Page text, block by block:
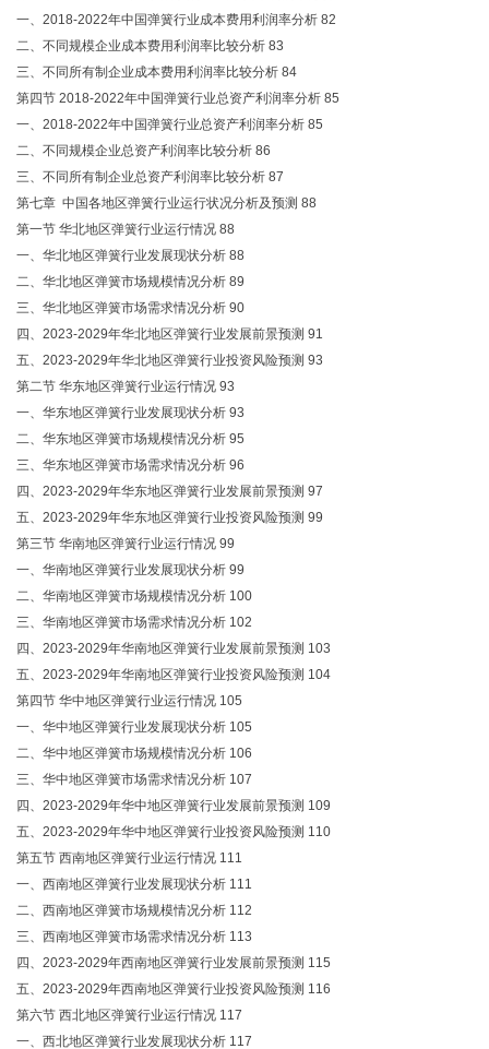
一、2018-2022年中国弹簧行业成本费用利润率分析 82
二、不同规模企业成本费用利润率比较分析 83
三、不同所有制企业成本费用利润率比较分析 84
第四节 2018-2022年中国弹簧行业总资产利润率分析 85
一、2018-2022年中国弹簧行业总资产利润率分析 85
二、不同规模企业总资产利润率比较分析 86
三、不同所有制企业总资产利润率比较分析 87
第七章 中国各地区弹簧行业运行状况分析及预测 88
第一节 华北地区弹簧行业运行情况 88
一、华北地区弹簧行业发展现状分析 88
二、华北地区弹簧市场规模情况分析 89
三、华北地区弹簧市场需求情况分析 90
四、2023-2029年华北地区弹簧行业发展前景预测 91
五、2023-2029年华北地区弹簧行业投资风险预测 93
第二节 华东地区弹簧行业运行情况 93
一、华东地区弹簧行业发展现状分析 93
二、华东地区弹簧市场规模情况分析 95
三、华东地区弹簧市场需求情况分析 96
四、2023-2029年华东地区弹簧行业发展前景预测 97
五、2023-2029年华东地区弹簧行业投资风险预测 99
第三节 华南地区弹簧行业运行情况 99
一、华南地区弹簧行业发展现状分析 99
二、华南地区弹簧市场规模情况分析 100
三、华南地区弹簧市场需求情况分析 102
四、2023-2029年华南地区弹簧行业发展前景预测 103
五、2023-2029年华南地区弹簧行业投资风险预测 104
第四节 华中地区弹簧行业运行情况 105
一、华中地区弹簧行业发展现状分析 105
二、华中地区弹簧市场规模情况分析 106
三、华中地区弹簧市场需求情况分析 107
四、2023-2029年华中地区弹簧行业发展前景预测 109
五、2023-2029年华中地区弹簧行业投资风险预测 110
第五节 西南地区弹簧行业运行情况 111
一、西南地区弹簧行业发展现状分析 111
二、西南地区弹簧市场规模情况分析 112
三、西南地区弹簧市场需求情况分析 113
四、2023-2029年西南地区弹簧行业发展前景预测 115
五、2023-2029年西南地区弹簧行业投资风险预测 116
第六节 西北地区弹簧行业运行情况 117
一、西北地区弹簧行业发展现状分析 117